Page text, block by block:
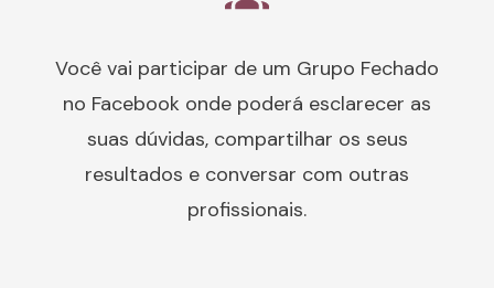
Você vai participar de um Grupo Fechado
no Facebook onde poderá esclarecer as
suas dúvidas, compartilhar os seus
resultados e conversar com outras
profissionais.